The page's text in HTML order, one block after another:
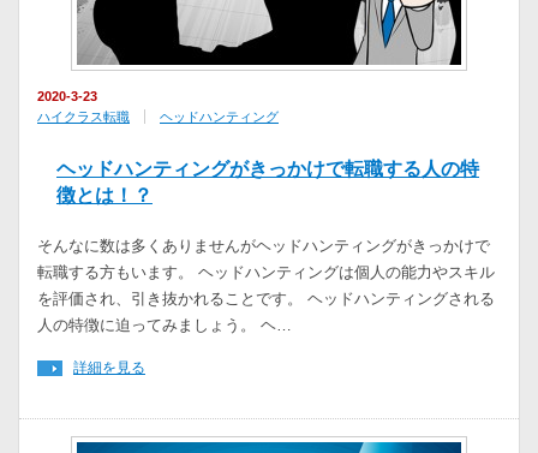
2020-3-23
ハイクラス転職
ヘッドハンティング
ヘッドハンティングがきっかけで転職する人の特
徴とは！？
そんなに数は多くありませんがヘッドハンティングがきっかけで
転職する方もいます。 ヘッドハンティングは個人の能力やスキル
を評価され、引き抜かれることです。 ヘッドハンティングされる
人の特徴に迫ってみましょう。 ヘ…
詳細を見る